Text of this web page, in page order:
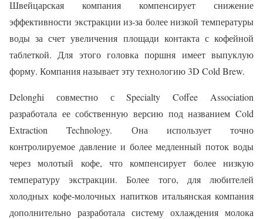
Швейцарская компания компенсирует снижение
эффективности экстракции из-за более низкой температуры
воды за счет увеличения площади контакта с кофейной
таблеткой. Для этого головка поршня имеет выпуклую
форму. Компания называет эту технологию 3D Cold Brew.
Delonghi совместно с Specialty Coffee Association
разработала ее собственную версию под названием Cold
Extraction Technology. Она использует точно
контролируемое давление и более медленный поток воды
через молотый кофе, что компенсирует более низкую
температуру экстракции. Более того, для любителей
холодных кофе-молочных напитков итальянская компания
дополнительно разработала систему охлаждения молока